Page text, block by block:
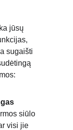
jūsų
sugaišti
siūlo
visi jie